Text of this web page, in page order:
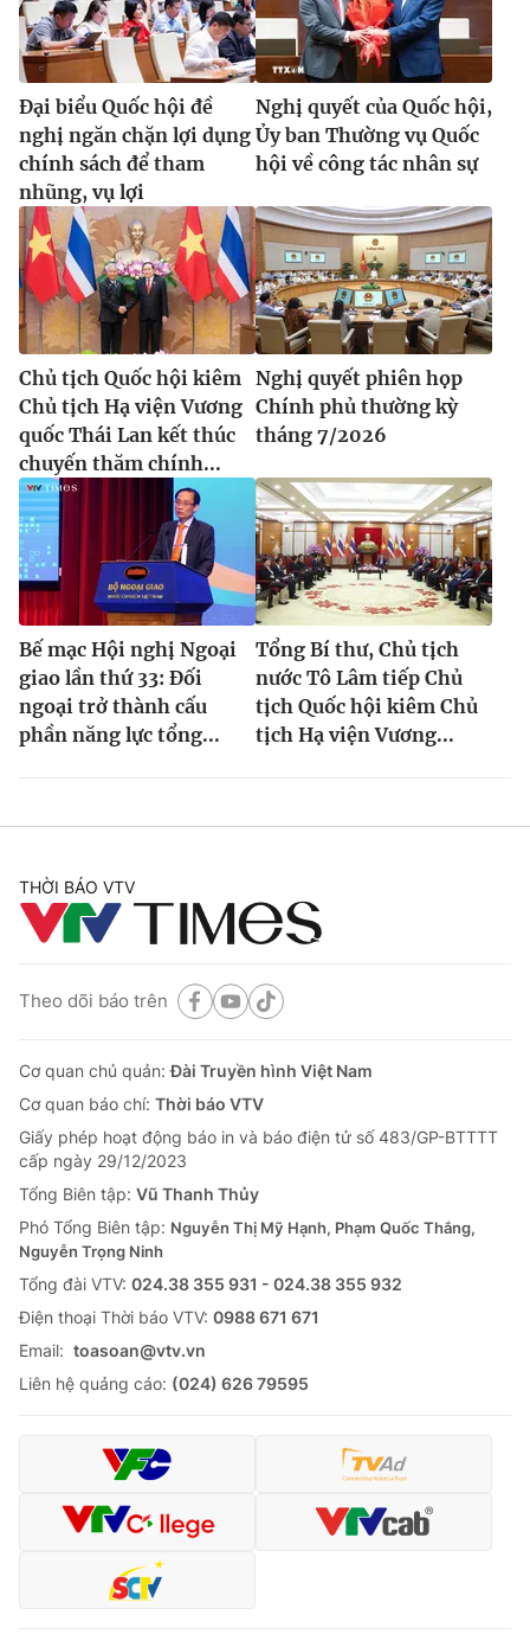
Cơ quan chủ quản:Đài Truyền hình Việt Nam
Cơ quan báo chí:Thời báo VTV
Giấy phép hoạt động báo in và báo điện tử số 483/GP-BTTTT
cấp ngày 29/12/2023
Tổng Biên tập:Vũ Thanh Thủy
Phó Tổng Biên tập:
Nguyễn Trọng Ninh
Tổng đài VTV:024.38 355 931 - 024.38 355 932
Ðiện thoại Thời báo VTV:024.66 897 897
Email: toasoan@vtv.vn
Liên hệ quảng cáo:024-7300.7108
® Cấm sao chép dưới mọi hình thức nếu không có sự chấp
thuận bằng văn bản. Ghi rõ nguồn VTV.vn khi phát hành lại
thông tin từ website này.
Đại biểu Quốc hội đề
nghị ngăn chặn lợi dụng
chính sách để tham
nhũng, vụ lợi
Nghị quyết của Quốc hội,
Ủy ban Thường vụ Quốc
hội về công tác nhân sự
Chủ tịch Quốc hội kiêm
Chủ tịch Hạ viện Vương
quốc Thái Lan kết thúc
chuyến thăm chính...
Nghị quyết phiên họp
Chính phủ thường kỳ
tháng 7/2026
Bế mạc Hội nghị Ngoại
giao lần thứ 33: Đối
ngoại trở thành cấu
phần năng lực tổng...
Tổng Bí thư, Chủ tịch
nước Tô Lâm tiếp Chủ
tịch Quốc hội kiêm Chủ
tịch Hạ viện Vương...
THỜI BÁO VTV
Theo dõi báo trên
Cơ quan chủ quản:Đài Truyền hình Việt Nam
Cơ quan báo chí: Thời báo VTV
Giấy phép hoạt động báo in và báo điện tử số 483/GP-BTTTT
cấp ngày 29/12/2023
Tổng Biên tập: Vũ Thanh Thủy
Phó Tổng Biên tập: Nguyễn Thị Mỹ Hạnh, Phạm Quốc Thắng,
Nguyễn Trọng Ninh
Tổng đài VTV: 024.38 355 931 - 024.38 355 932
Ðiện thoại Thời báo VTV: 0988 671 671
Email: toasoan@vtv.vn
Liên hệ quảng cáo: (024) 626 79595